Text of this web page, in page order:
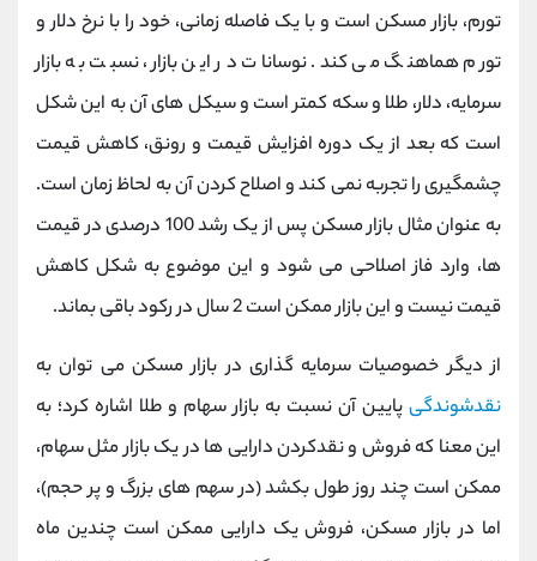
تورم، بازار مسکن است و با یک فاصله زمانی، خود را با نرخ دلار و
تورم هماهنگ می کند. نوسانات در این بازار، نسبت به بازار
سرمایه، دلار، طلا و سکه کمتر است و سیکل های آن به این شکل
است که بعد از یک دوره افزایش قیمت و رونق، کاهش قیمت
چشمگیری را تجربه نمی کند و اصلاح کردن آن به لحاظ زمان است.
به عنوان مثال بازار مسکن پس از یک رشد 100 درصدی در قیمت
ها، وارد فاز اصلاحی می شود و این موضوع به شکل کاهش
قیمت نیست و این بازار ممکن است 2 سال در رکود باقی بماند.
از دیگر خصوصیات سرمایه گذاری در بازار مسکن می توان به
نقدشوندگی پایین آن نسبت به بازار سهام و طلا اشاره کرد؛ به
این معنا که فروش و نقدکردن دارایی ها در یک بازار مثل سهام،
ممکن است چند روز طول بکشد (در سهم های بزرگ و پر حجم)،
اما در بازار مسکن، فروش یک دارایی ممکن است چندین ماه